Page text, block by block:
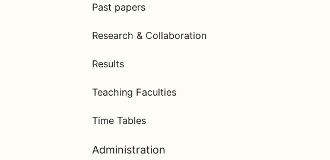
Past papers
Research & Collaboration
Results
Teaching Faculties
Time Tables
Administration